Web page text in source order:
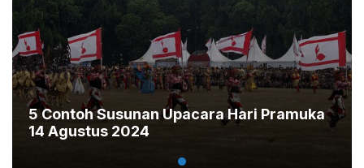
5 Contoh Susunan Upacara Hari Pramuka
14 Agustus 2024